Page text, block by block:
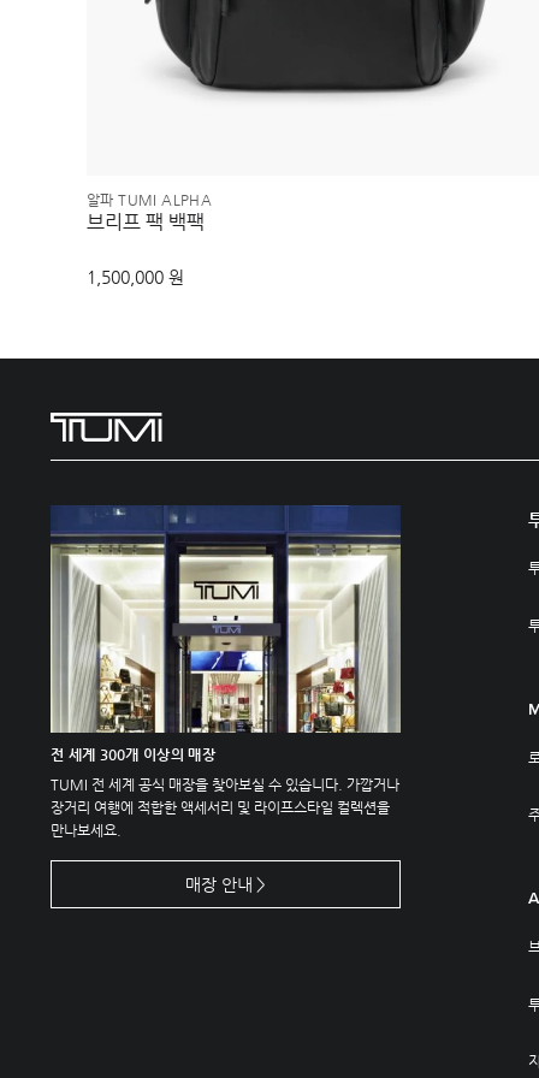
알파 TUMI ALPHA
브리프 팩 백팩
1,500,000 원
전 세계 300개 이상의 매장
TUMI 전 세계 공식 매장을 찾아보실 수 있습니다. 가깝거나
장거리 여행에 적합한 액세서리 및 라이프스타일 컬렉션을
만나보세요.
매장 안내